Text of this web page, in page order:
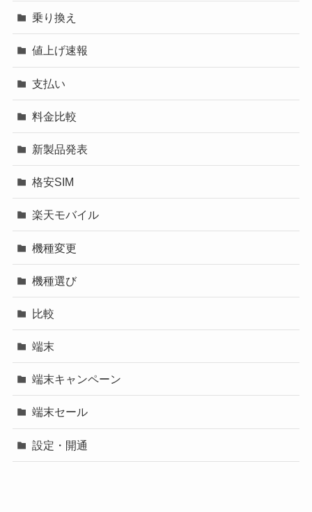
乗り換え
値上げ速報
支払い
料金比較
新製品発表
格安SIM
楽天モバイル
機種変更
機種選び
比較
端末
端末キャンペーン
端末セール
設定・開通